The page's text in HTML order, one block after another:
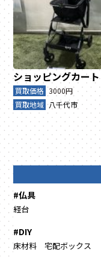
ショッピングカート
買取価格 3000円
買取地域 八千代市
#仏具
経台
#DIY
床材料 宅配ボックス